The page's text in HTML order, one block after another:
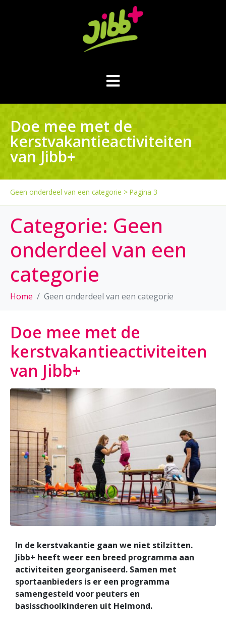
Doe mee met de
kerstvakantieactiviteiten
van Jibb+
Geen onderdeel van een categorie > Pagina 3
Categorie: Geen
onderdeel van een
categorie
Home Geen onderdeel van een categorie
Doe mee met de
kerstvakantieactiviteiten
van Jibb+
In de kerstvakantie gaan we niet stilzitten.
Jibb+ heeft weer een breed programma aan
activiteiten georganiseerd. Samen met
sportaanbieders is er een programma
samengesteld voor peuters en
basisschoolkinderen uit Helmond.